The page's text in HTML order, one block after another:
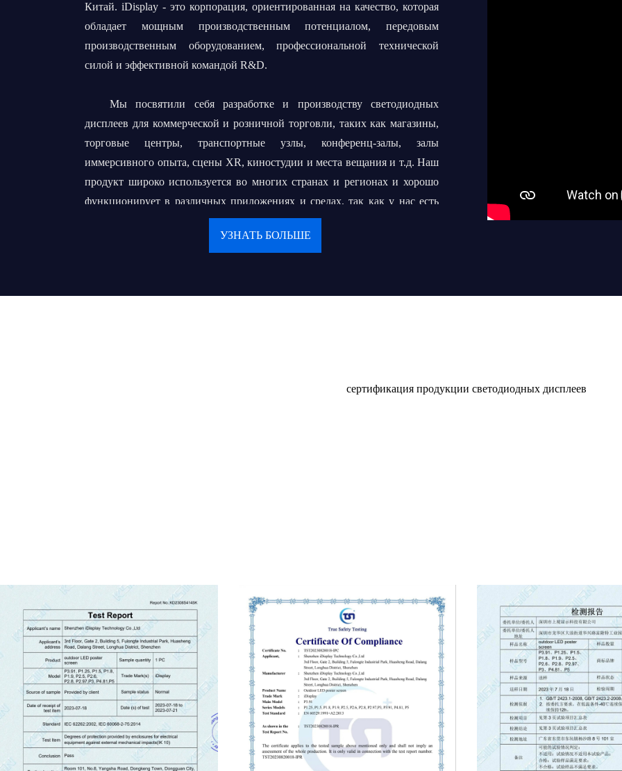
Китай. iDisplay - это корпорация, ориентированная на качество, которая
обладает мощным производственным потенциалом, передовым
производственным оборудованием, профессиональной технической
силой и эффективной командой R&D.
Мы посвятили себя разработке и производству светодиодных
дисплеев для коммерческой и розничной торговли, таких как магазины,
торговые центры, транспортные узлы, конференц-залы, залы
иммерсивного опыта, сцены XR, киностудии и места вещания и т.д. Наш
продукт широко используется во многих странах и регионах и хорошо
функционирует в различных приложениях и средах, так как у нас есть
большой опыт в OEM и ODM.
всемирно известный бренд, который поможет сотням или даже тысячам
УЗНАТЬ БОЛЬШЕ
сертификация продукции светодиодных дисплеев